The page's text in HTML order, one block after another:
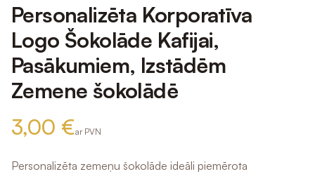
Personalizēta Korporatīva
Logo Šokolāde Kafijai,
Pasākumiem, Izstādēm
Zemene šokolādē
3,00 €ar PVN
Personalizēta zemeņu šokolāde ideāli piemērota